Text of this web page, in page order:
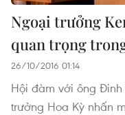
Ngoại trưởng
quan trọng
26/10/2016 01:14
Hội đàm với ông
trưởng Hoa Kỳ nhấn